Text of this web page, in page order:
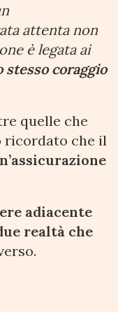
attenta non
è legata ai
coraggio
quelle che
ricordato che il
adiacente
realtà che